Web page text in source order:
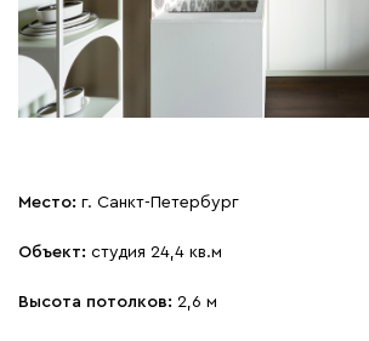
Место: г. Санкт-Петербург
Объект: студия 24,4 кв.м
Высота потолков: 2,6 м